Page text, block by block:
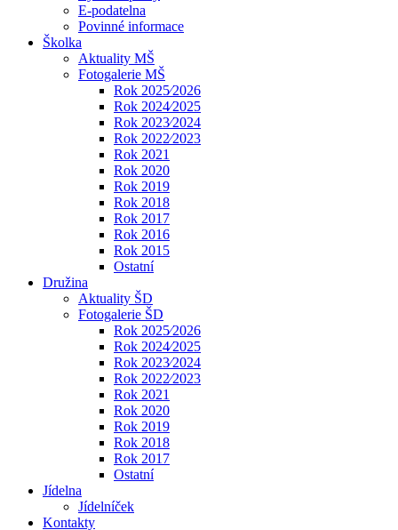
E-podatelna
Povinné informace
Školka
Aktuality MŠ
Fotogalerie MŠ
Rok 2025⁄2026
Rok 2024⁄2025
Rok 2023⁄2024
Rok 2022⁄2023
Rok 2021
Rok 2020
Rok 2019
Rok 2018
Rok 2017
Rok 2016
Rok 2015
Ostatní
Družina
Aktuality ŠD
Fotogalerie ŠD
Rok 2025⁄2026
Rok 2024⁄2025
Rok 2023⁄2024
Rok 2022⁄2023
Rok 2021
Rok 2020
Rok 2019
Rok 2018
Rok 2017
Ostatní
Jídelna
Jídelníček
Kontakty